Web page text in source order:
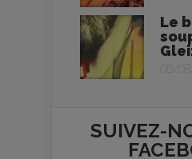
Le
06/
SUIVEZ-